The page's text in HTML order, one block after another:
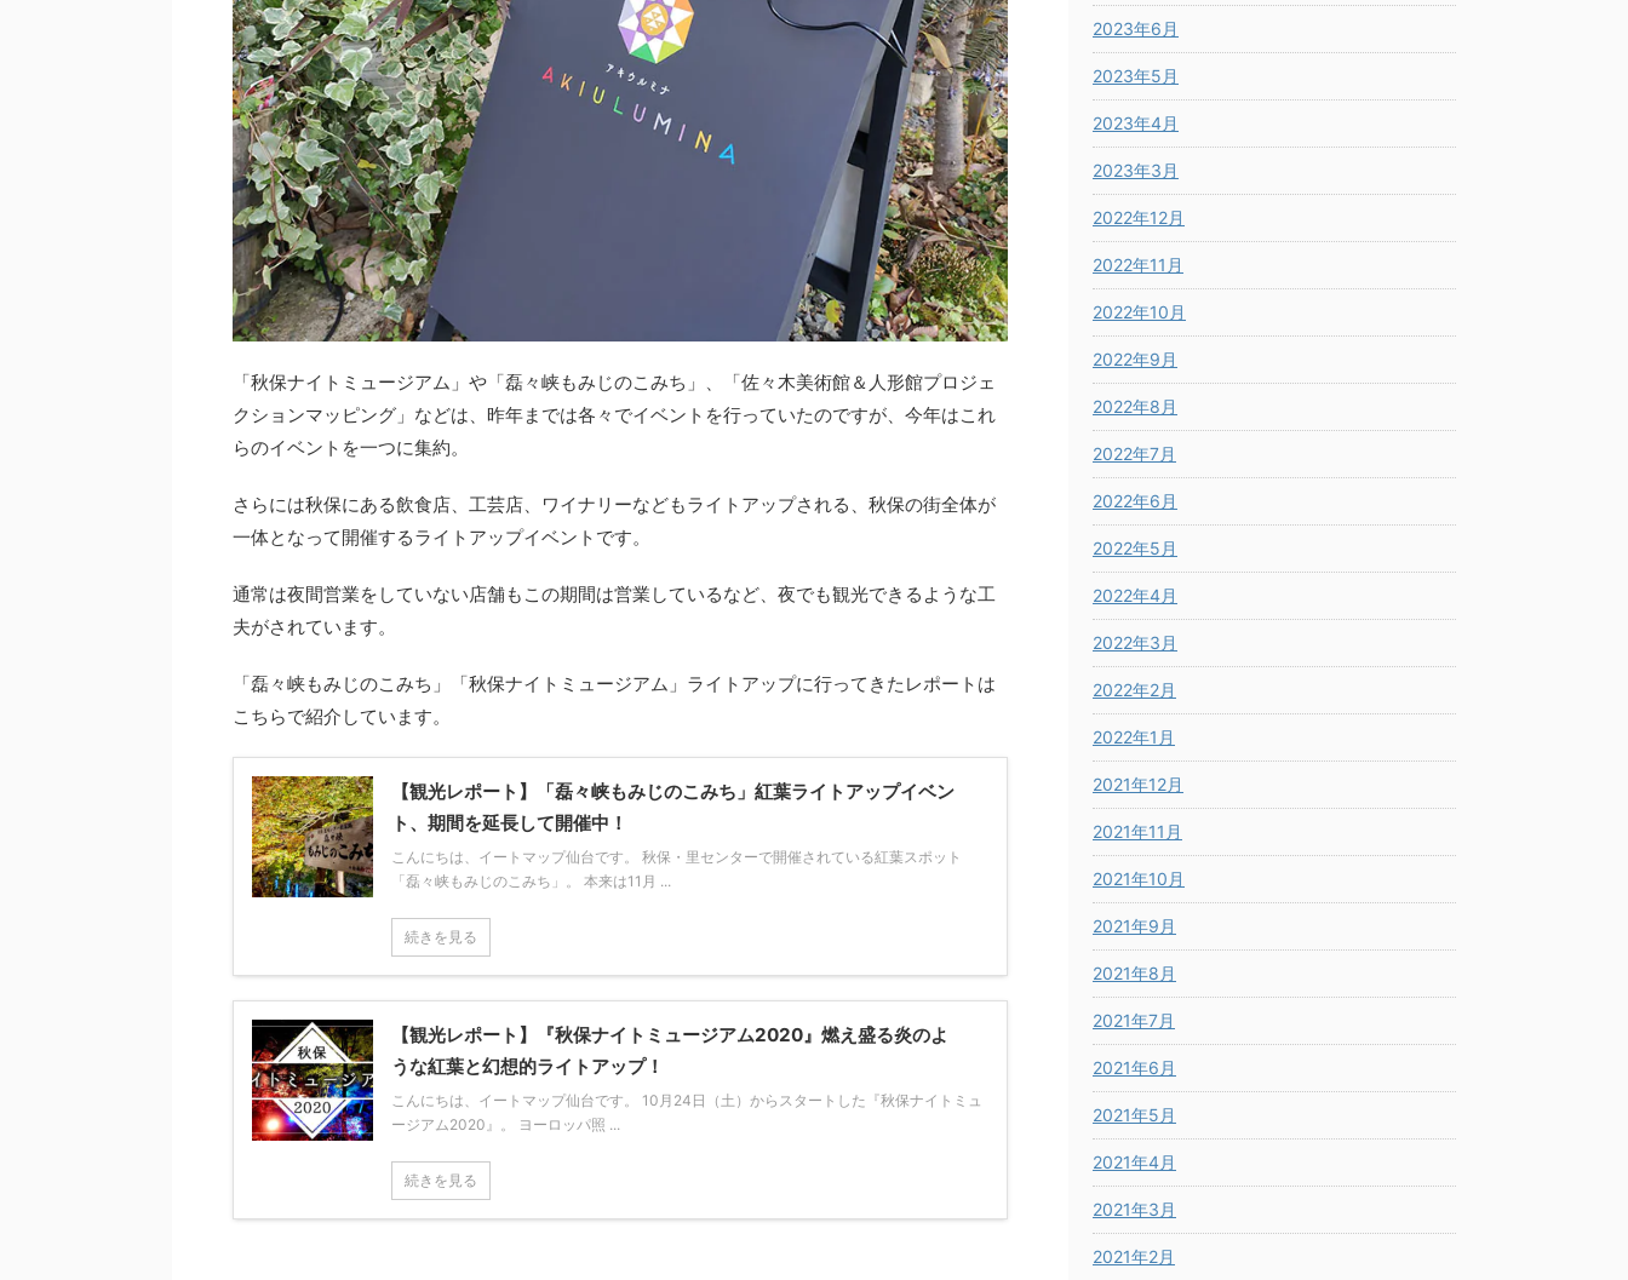
「秋保ナイトミュージアム」や「磊々峡もみじのこみち」、「佐々木美術館＆人形館プロジェ
クションマッピング」などは、昨年までは各々でイベントを行っていたのですが、今年はこれ
らのイベントを一つに集約。
さらには秋保にある飲食店、工芸店、ワイナリーなどもライトアップされる、秋保の街全体が
一体となって開催するライトアップイベントです。
通常は夜間営業をしていない店舗もこの期間は営業しているなど、夜でも観光できるような工
夫がされています。
「磊々峡もみじのこみち」「秋保ナイトミュージアム」ライトアップに行ってきたレポートは
こちらで紹介しています。
【観光レポート】「磊々峡もみじのこみち」紅葉ライトアップイベン
ト、期間を延長して開催中！
こんにちは、イートマップ仙台です。 秋保・里センターで開催されている紅葉スポット
「磊々峡もみじのこみち」。 本来は11月 ...
続きを見る
【観光レポート】『秋保ナイトミュージアム2020』燃え盛る炎のよ
うな紅葉と幻想的ライトアップ！
こんにちは、イートマップ仙台です。 10月24日（土）からスタートした『秋保ナイトミュ
ージアム2020』。 ヨーロッパ照 ...
続きを見る
2023年6月
2023年5月
2023年4月
2023年3月
2022年12月
2022年11月
2022年10月
2022年9月
2022年8月
2022年7月
2022年6月
2022年5月
2022年4月
2022年3月
2022年2月
2022年1月
2021年12月
2021年11月
2021年10月
2021年9月
2021年8月
2021年7月
2021年6月
2021年5月
2021年4月
2021年3月
2021年2月